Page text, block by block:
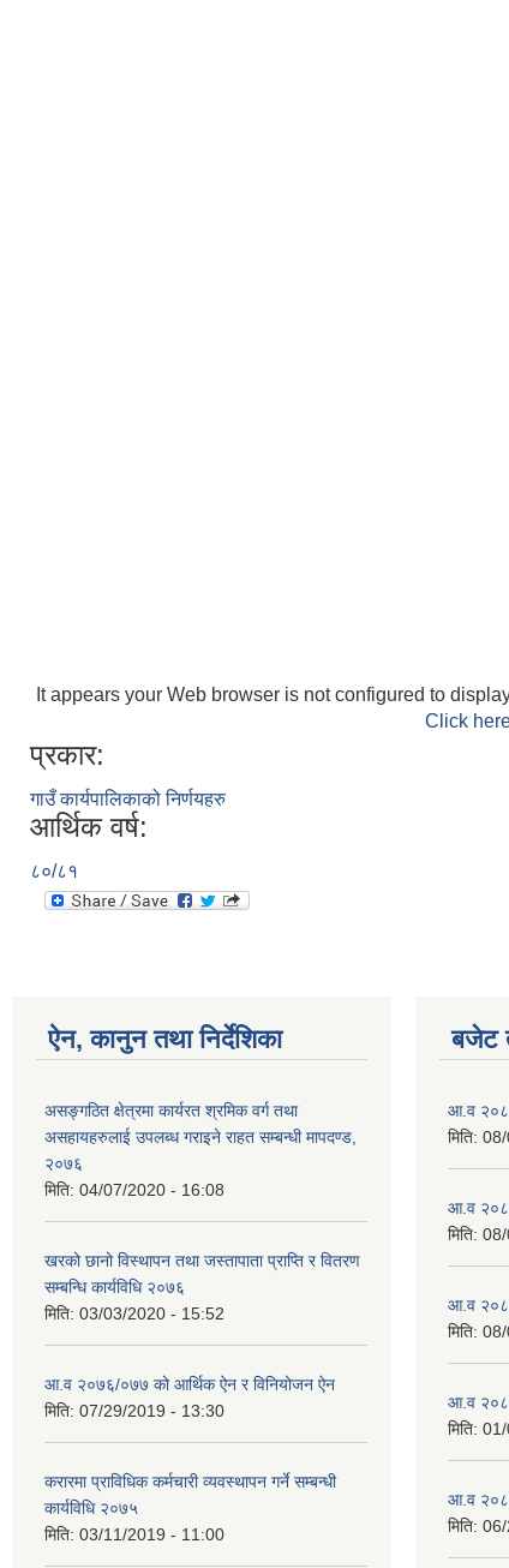
It appears your Web browser is not configured to
Click
प्रकार:
गाउँ कार्यपालिकाको निर्णयहरु
आर्थिक वर्ष:
८०/८१
ऐन, कानुन तथा निर्देशिका
असङ्गठित क्षेत्रमा कार्यरत श्रमिक वर्ग तथा
असहायहरुलाई उपलब्ध गराइने राहत सम्बन्धी मापदण्ड,
२०७६
मिति: 04/07/2020 - 16:08
खरको छानो विस्थापन तथा जस्तापाता प्राप्ति र वितरण
सम्बन्धि कार्यविधि २०७६
मिति: 03/03/2020 - 15:52
आ.व २०७६/०७७ को आर्थिक ऐन र विनियोजन ऐन
मिति: 07/29/2019 - 13:30
करारमा प्राविधिक कर्मचारी व्यवस्थापन गर्ने सम्बन्धी
कार्यविधि २०७५
मिति: 03/11/2019 - 11:00
बजेट
आ.व
मिति:
आ.व
मिति:
आ.व
मिति:
आ.व
मिति:
आ.व
मिति: